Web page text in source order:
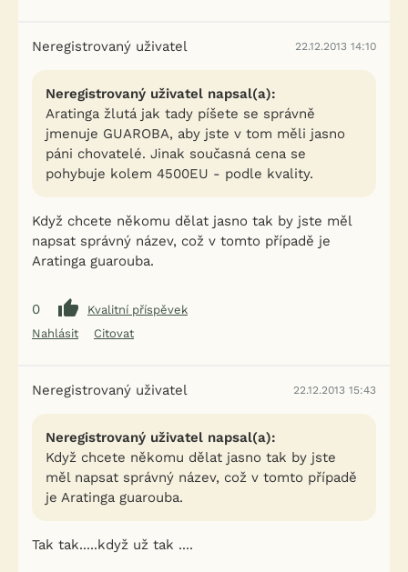
Neregistrovaný uživatel 22.12.2013 14:10
Neregistrovaný uživatel napsal(a):
Aratinga žlutá jak tady píšete se správně
jmenuje GUAROBA, aby jste v tom měli jasno
páni chovatelé. Jinak současná cena se
pohybuje kolem 4500EU - podle kvality.
Když chcete někomu dělat jasno tak by jste měl
napsat správný název, což v tomto případě je
Aratinga guarouba.
0
Kvalitní příspěvek
Nahlásit
Citovat
Neregistrovaný uživatel 22.12.2013 15:43
Neregistrovaný uživatel napsal(a):
Když chcete někomu dělat jasno tak by jste
měl napsat správný název, což v tomto případě
je Aratinga guarouba.
Tak tak.....když už tak ....